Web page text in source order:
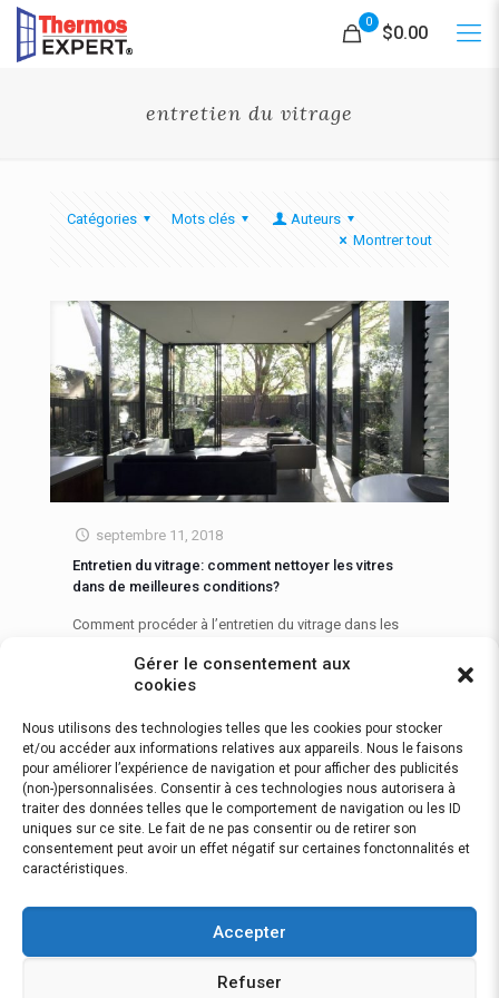
Gérer le consentement aux
cookies
Nous utilisons des technologies telles que les cookies pour stocker
et/ou accéder aux informations relatives aux appareils. Nous le faisons
pour améliorer l’expérience de navigation et pour afficher des publicités
(non-)personnalisées. Consentir à ces technologies nous autorisera à
traiter des données telles que le comportement de navigation ou les ID
uniques sur ce site. Le fait de ne pas consentir ou de retirer son
consentement peut avoir un effet négatif sur certaines fonctonnalités et
caractéristiques.
Accepter
Refuser
0
$0.00
entretien du vitrage
Catégories Mots clés
Auteurs
Montrer tout
septembre 11, 2018
Entretien du vitrage: comment nettoyer les vitres
dans de meilleures conditions?
Comment procéder à l’entretien du vitrage dans les
paraît anodine, elle mérite une réflexion particulière.
Surveiller la qualité d’entretien du
0 Lire la suite…